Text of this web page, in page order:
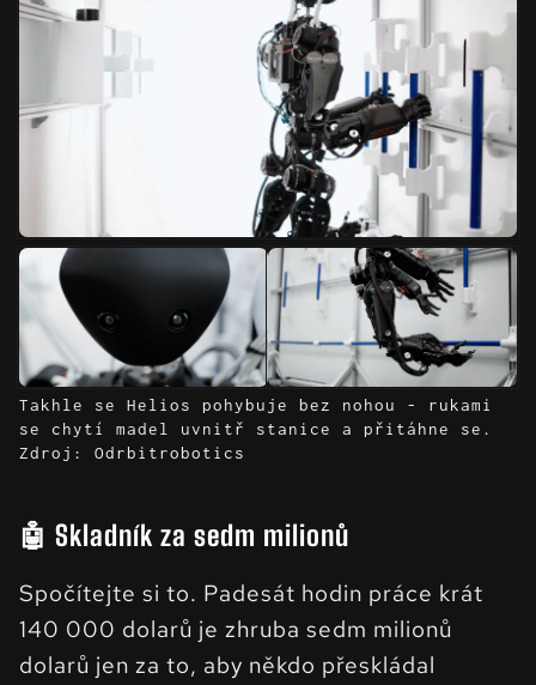
Takhle se Helios pohybuje bez nohou - rukami
se chytí madel uvnitř stanice a přitáhne se.
Zdroj: Odrbitrobotics
🤖 Skladník za sedm milionů
Spočítejte si to. Padesát hodin práce krát
140 000 dolarů je zhruba sedm milionů
dolarů jen za to, aby někdo přeskládal